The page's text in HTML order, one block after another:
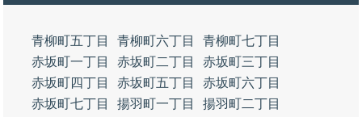
青柳町五丁目 青柳町六丁目
青柳町七丁目
赤坂町一丁目
赤坂町二丁目
赤坂町三丁目
赤坂町四丁目
赤坂町五丁目
赤坂町六丁目
赤坂町七丁目
揚羽町一丁目
揚羽町二丁目